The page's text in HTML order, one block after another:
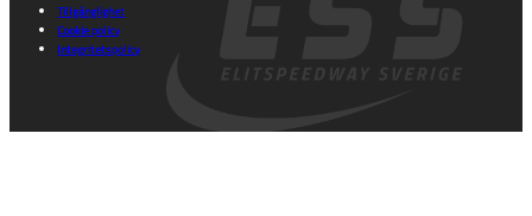
Tillgänglighet
Cookie policy
Integritetspolicy